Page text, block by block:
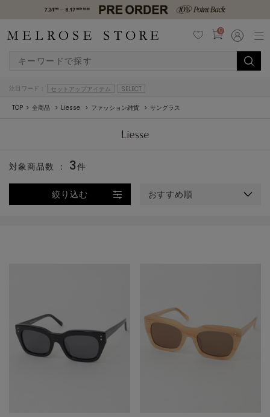
0
注目ワード： セットアップアイテム SELECT
TOP 全商品 Liesse ファッション雑貨 サングラス
絞り込む おすすめ順
対象商品数 ： 3件